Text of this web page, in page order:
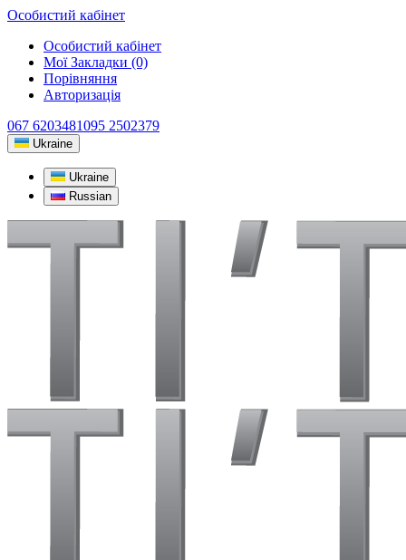
Особистий кабінет
Особистий кабінет
Мої Закладки (0)
Порівняння
Авторизація
067 6203481095 2502379
Ukraine
Ukraine
Russian